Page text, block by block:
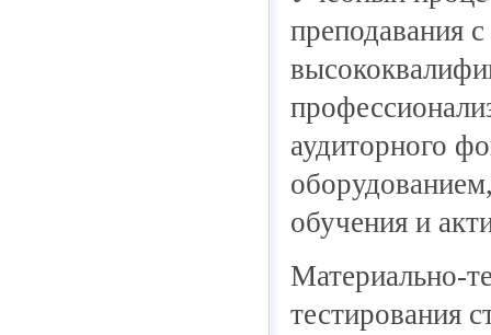
преподавания
аудиторного
обучения и
Материально-
тестирования